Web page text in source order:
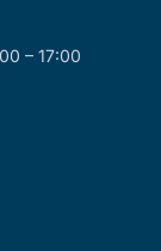
– 17:00